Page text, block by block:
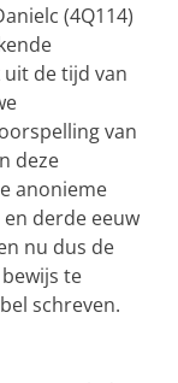
(4Q114)
de tijd van
van
deze
anonieme
derde eeuw
nu dus de
te
schreven.